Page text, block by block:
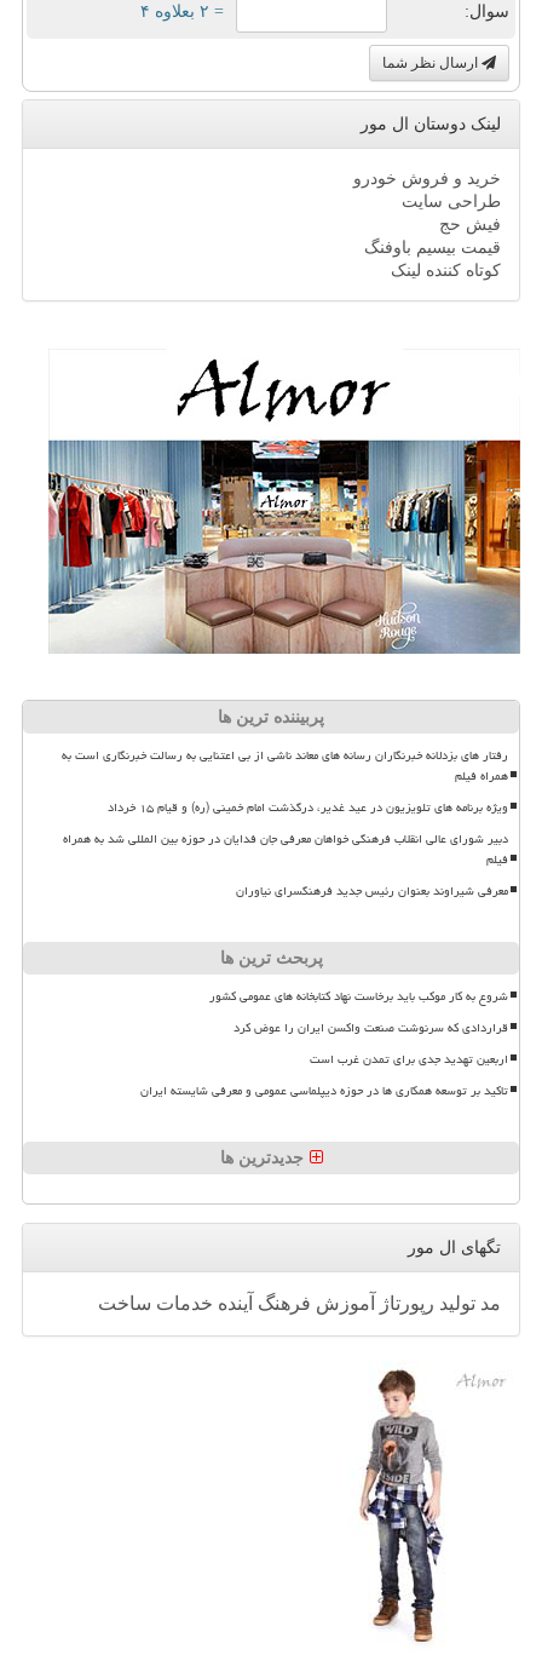
سوال: = ۲ بعلاوه ۴
ارسال نظر شما
لینک دوستان ال مور
خرید و فروش خودرو
طراحی سایت
فیش حج
قیمت بیسیم باوفنگ
کوتاه کننده لینک
پربیننده ترین ها
رفتار های بزدلانه خبرنگاران رسانه های معاند ناشی از بی اعتنایی به رسالت خبرنگاری است به
همراه فیلم
ویژه برنامه های تلویزیون در عید غدیر، درگذشت امام خمینی (ره) و قیام ۱۵ خرداد
دبیر شورای عالی انقلاب فرهنگی خواهان معرفی جان فدایان در حوزه بین المللی شد به همراه
فیلم
معرفی شیراوند بعنوان رئیس جدید فرهنگسرای نیاوران
پربحث ترین ها
شروع به کار موکب باید برخاست نهاد کتابخانه های عمومی کشور
قراردادی که سرنوشت صنعت واکسن ایران را عوض کرد
اربعین تهدید جدی برای تمدن غرب است
تاکید بر توسعه همکاری ها در حوزه دیپلماسی عمومی و معرفی شایسته ایران
جدیدترین ها
تگهای ال مور
مد تولید رپورتاژ آموزش فرهنگ آینده خدمات ساخت